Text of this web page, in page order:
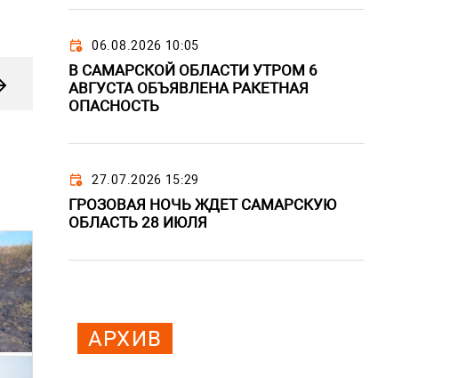
06.08.2026 10:05
В САМАРСКОЙ ОБЛАСТИ УТРОМ 6
АВГУСТА ОБЪЯВЛЕНА РАКЕТНАЯ
ОПАСНОСТЬ
27.07.2026 15:29
ГРОЗОВАЯ НОЧЬ ЖДЕТ САМАРСКУЮ
ОБЛАСТЬ 28 ИЮЛЯ
АРХИВ